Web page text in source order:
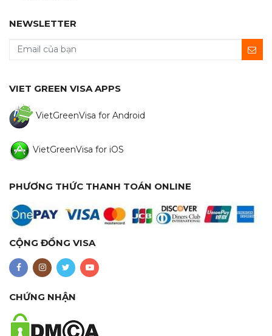
NEWSLETTER
VIET GREEN VISA APPS
VietGreenVisa for Android
VietGreenVisa for iOS
PHƯƠNG THỨC THANH TOÁN ONLINE
CỘNG ĐỒNG VISA
CHỨNG NHẬN